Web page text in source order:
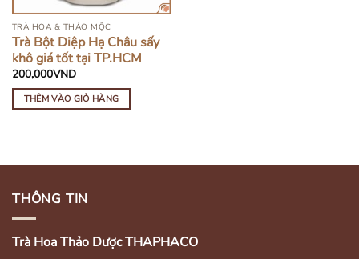
TRÀ HOA & THẢO MỘC
Trà Bột Diệp Hạ Châu sấy
khô giá tốt tại TP.HCM
200,000VND
THÊM VÀO GIỎ HÀNG
THÔNG TIN
Trà Hoa Thảo Dược THAPHACO